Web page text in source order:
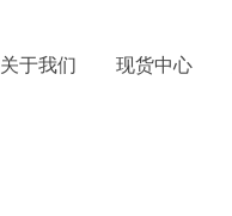
关于我们 现货中心